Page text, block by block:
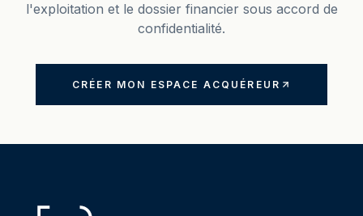
l'exploitation et le dossier financier sous accord de
confidentialité.
CRÉER MON ESPACE ACQUÉREUR